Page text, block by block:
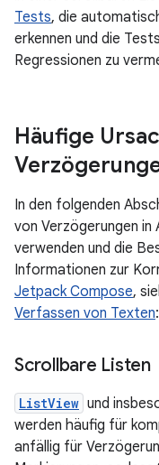
Tests, die
erkennen und die
Regressionen zu
Häufige
In den folgenden
von Verzögerungen
verwenden und die
Informationen zur
Jetpack Compose,
Verfassen von Texten:
Scrollbare Listen
ListView und
werden häufig für
anfällig für